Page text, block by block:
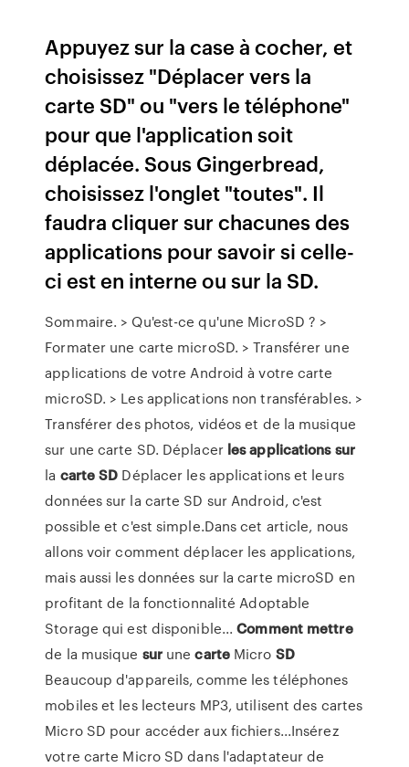
Appuyez sur la case à cocher, et
choisissez "Déplacer vers la
carte SD" ou "vers le téléphone"
pour que l'application soit
déplacée. Sous Gingerbread,
choisissez l'onglet "toutes". Il
faudra cliquer sur chacunes des
applications pour savoir si celle-
ci est en interne ou sur la SD.
Sommaire. > Qu'est-ce qu'une MicroSD ? >
Formater une carte microSD. > Transférer une
applications de votre Android à votre carte
microSD. > Les applications non transférables. >
Transférer des photos, vidéos et de la musique
sur une carte SD. Déplacer lesapplications sur
la carteSD Déplacer les applications et leurs
données sur la carte SD sur Android, c'est
possible et c'est simple.Dans cet article, nous
allons voir comment déplacer les applications,
mais aussi les données sur la carte microSD en
profitant de la fonctionnalité Adoptable
Storage qui est disponible...Comment mettre
de la musique surunecarteMicro SD
Beaucoup d'appareils, comme les téléphones
mobiles et les lecteurs MP3, utilisent des cartes
Micro SD pour accéder aux fichiers...Insérez
votre carte Micro SD dans l'adaptateur de